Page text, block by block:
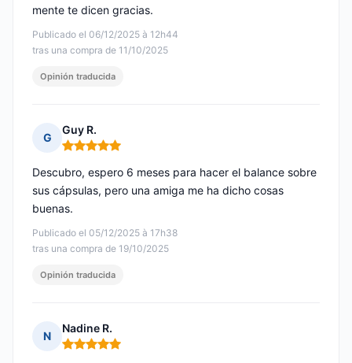
Publicado el 06/12/2025 à 12h44
tras una compra de 11/10/2025
mente te dicen gracias.
Opinión traducida
G
Guy R.
Nota: 5 de 5
Publicado el 05/12/2025 à 17h38
tras una compra de 19/10/2025
Descubro, espero 6 meses para hacer el balance sobre
sus cápsulas, pero una amiga me ha dicho cosas
buenas.
Opinión traducida
N
Nadine R.
Nota: 5 de 5